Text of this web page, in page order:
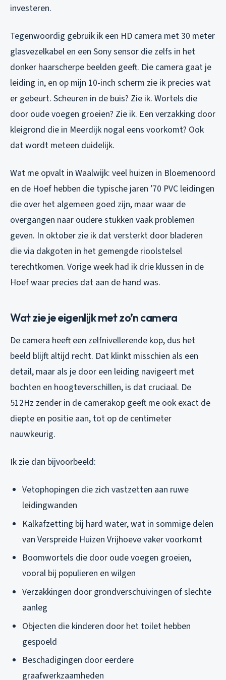
investeren.
Tegenwoordig gebruik ik een HD camera met 30 meter
glasvezelkabel en een Sony sensor die zelfs in het
donker haarscherpe beelden geeft. Die camera gaat je
leiding in, en op mijn 10-inch scherm zie ik precies wat
er gebeurt. Scheuren in de buis? Zie ik. Wortels die
door oude voegen groeien? Zie ik. Een verzakking door
kleigrond die in Meerdijk nogal eens voorkomt? Ook
dat wordt meteen duidelijk.
Wat me opvalt in Waalwijk: veel huizen in Bloemenoord
en de Hoef hebben die typische jaren ’70 PVC leidingen
die over het algemeen goed zijn, maar waar de
overgangen naar oudere stukken vaak problemen
geven. In oktober zie ik dat versterkt door bladeren
die via dakgoten in het gemengde rioolstelsel
terechtkomen. Vorige week had ik drie klussen in de
Hoef waar precies dat aan de hand was.
Wat zie je eigenlijk met zo’n camera
De camera heeft een zelfnivellerende kop, dus het
beeld blijft altijd recht. Dat klinkt misschien als een
detail, maar als je door een leiding navigeert met
bochten en hoogteverschillen, is dat cruciaal. De
512Hz zender in de camerakop geeft me ook exact de
diepte en positie aan, tot op de centimeter
nauwkeurig.
Ik zie dan bijvoorbeeld:
Vetophopingen die zich vastzetten aan ruwe
leidingwanden
Kalkafzetting bij hard water, wat in sommige delen
van Verspreide Huizen Vrijhoeve vaker voorkomt
Boomwortels die door oude voegen groeien,
vooral bij populieren en wilgen
Verzakkingen door grondverschuivingen of slechte
aanleg
Objecten die kinderen door het toilet hebben
gespoeld
Beschadigingen door eerdere
graafwerkzaamheden